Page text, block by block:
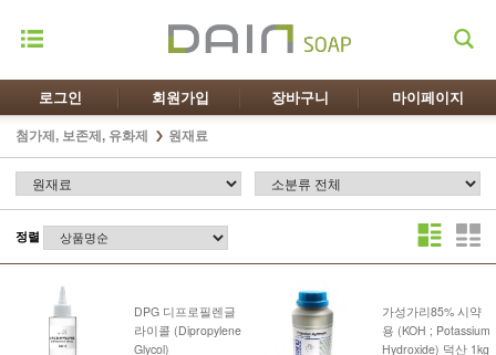
로그인 회원가입 장바구니 마이페이지
첨가제, 보존제, 유화제 원재료
정렬
DPG 디프로필렌글
라이콜 (Dipropylene
Glycol)
가성가리85% 시약
용 (KOH ; Potassium
Hydroxide) 덕산 1kg